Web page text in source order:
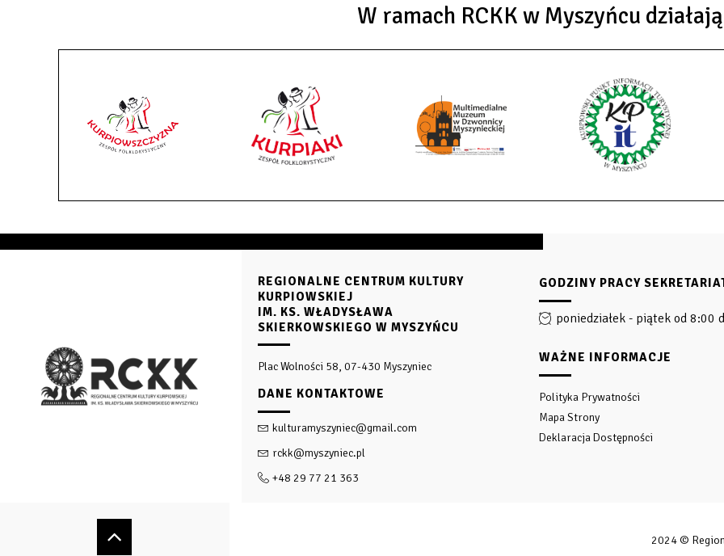
W ramach RCKK w Myszyńcu
REGIONALNE CENTRUM KULTURY
KURPIOWSKIEJ
IM. KS. WŁADYSŁAWA
SKIERKOWSKIEGO W MYSZYŃCU
Plac Wolności 58, 07-430 Myszyniec
DANE KONTAKTOWE
kulturamyszyniec@gmail.com
rckk@myszyniec.pl
+48 29 77 21 363
GODZINY PRACY
poniedziałek - piątek od 8:00
WAŻNE INFORMACJE
Polityka Prywatności
Mapa Strony
Deklaracja Dostępności
2024 ©